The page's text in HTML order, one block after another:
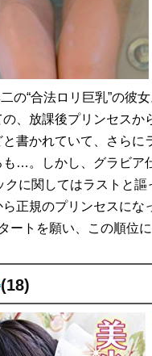
の“合法ロリ巨乳”の彼
、放課後プリンセス
書かれていて、さら
も…。しかし、グラビア
クに関してはラストと
正規のプリンセスに
ートを願い、この順位に
(18)